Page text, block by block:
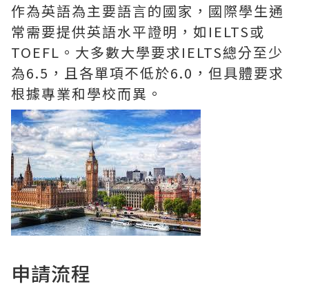
作為英語為主要語言的國家，國際學生通
常需要提供英語水平證明，如IELTS或
TOEFL。大多數大學要求IELTS總分至少
為6.5，且各單項不低於6.0，但具體要求
根據專業和學校而異。
申請流程